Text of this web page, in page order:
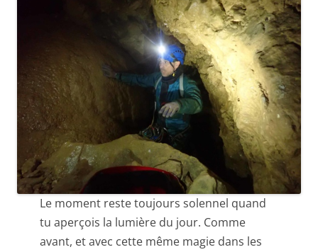
Le moment reste toujours solennel quand
tu aperçois la lumière du jour. Comme
avant, et avec cette même magie dans les